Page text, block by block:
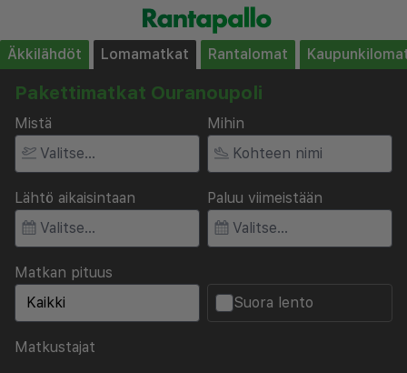
Äkkilähdöt Lomamatkat Rantalomat
Pakettimatkat Ouranoupoli
Mistä Mihin
Lähtö aikaisintaan Paluu viimeistään
Matkan pituus
Suora lento
Matkustajat